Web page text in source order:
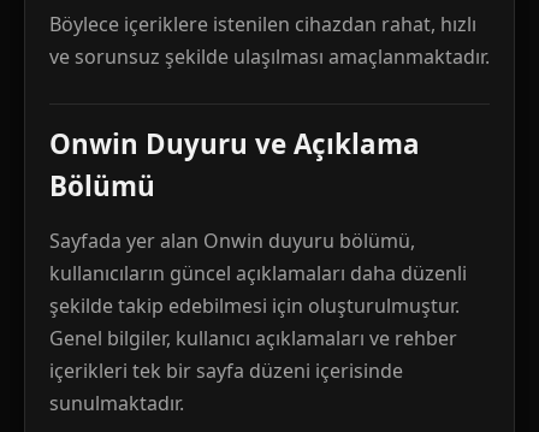
Böylece içeriklere istenilen cihazdan rahat, hızlı
ve sorunsuz şekilde ulaşılması amaçlanmaktadır.
Onwin Duyuru ve Açıklama
Bölümü
Sayfada yer alan Onwin duyuru bölümü,
kullanıcıların güncel açıklamaları daha düzenli
şekilde takip edebilmesi için oluşturulmuştur.
Genel bilgiler, kullanıcı açıklamaları ve rehber
içerikleri tek bir sayfa düzeni içerisinde
sunulmaktadır.